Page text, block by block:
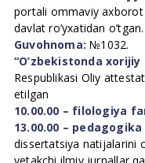
portali ommaviy
davlat ro’yxatidan o’tgan.
Guvohnoma: №1032.
“O’zbekistonda
Respublikasi Oliy
etilgan
10.00.00 – filologiya
13.00.00 –
dissertatsiya natijalarini